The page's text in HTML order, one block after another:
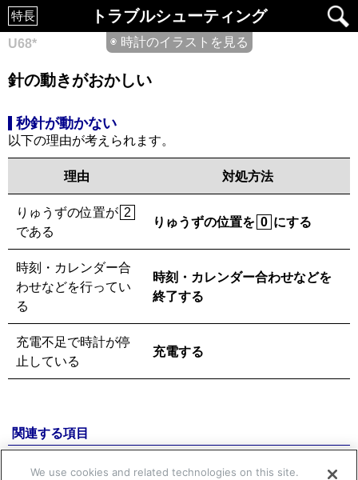
特長 トラブルシューティング
◉ 時計のイラストを見る
U68*
針の動きがおかしい
秒針が動かない
以下の理由が考えられます。
理由 対処方法
りゅうずの位置が 2
である
りゅうずの位置を 0 にする
時刻・カレンダー合
わせなどを行ってい
る
時刻・カレンダー合わせなどを
終了する
充電不足で時計が停
止している
充電する
関連する項目
We use cookies and related technologies on this site.